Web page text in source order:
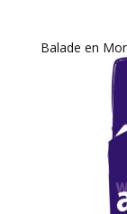
Balade en